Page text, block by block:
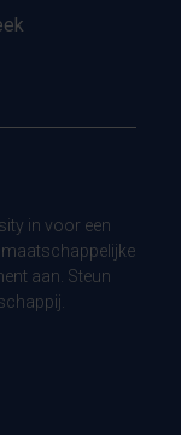
in voor een
maatschappelijke
aan. Steun